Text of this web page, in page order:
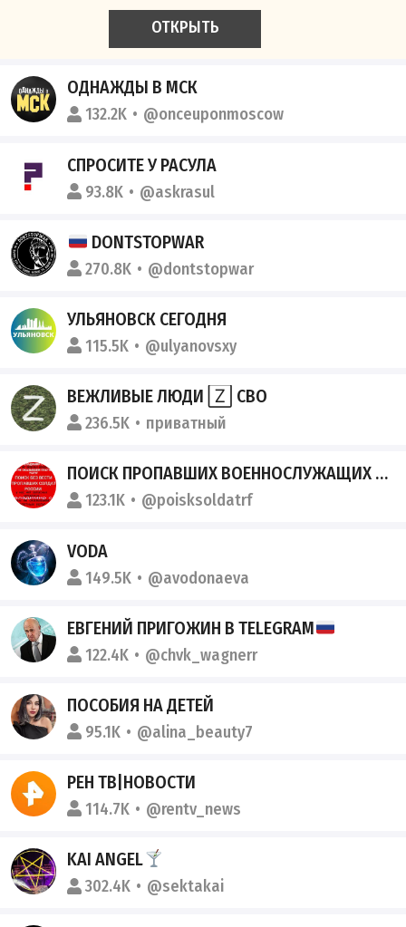
ОТКРЫТЬ
ОДНАЖДЫ В МСК
132.2K @onceuponmoscow
СПРОСИТЕ У РАСУЛА
93.8K @askrasul
DONTSTOPWAR
270.8K @dontstopwar
УЛЬЯНОВСК СЕГОДНЯ
115.5K @ulyanovsxy
ВЕЖЛИВЫЕ ЛЮДИ 🅉 СВО
236.5K приватный
ПОИСК ПРОПАВШИХ ВОЕННОСЛУЖАЩИХ РОССИИ
123.1K @poisksoldatrf
VODA
149.5K @avodonaeva
ЕВГЕНИЙ ПРИГОЖИН В TELEGRAM
122.4K @chvk_wagnerr
ПОСОБИЯ НА ДЕТЕЙ
95.1K @alina_beauty7
РЕН ТВ|НОВОСТИ
114.7K @rentv_news
KAI ANGEL
302.4K @sektakai